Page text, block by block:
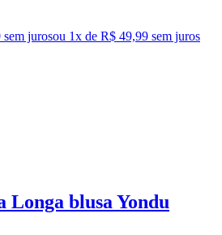
jurosou 1x de R$ 49,99 sem juros
Longa blusa Yondu